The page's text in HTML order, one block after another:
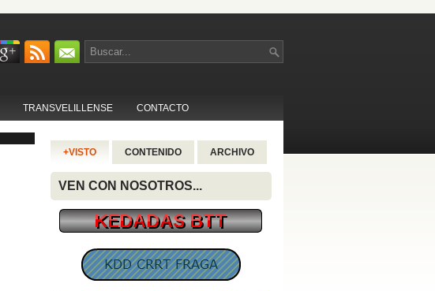
TRANSVELILLENSE CONTACTO
+VISTO CONTENIDO ARCHIVO
VEN CON NOSOTROS...